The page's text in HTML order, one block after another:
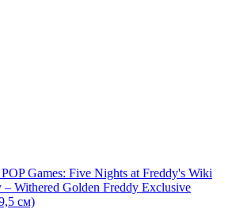
Games: Five Nights at Freddy's Wiki
– Withered Golden Freddy Exclusive
см)